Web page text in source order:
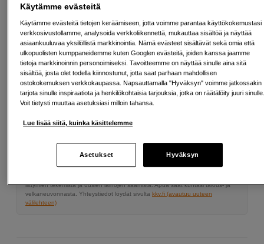
149 EUR
Määrä
Lisää ostoskoriin
Esimerkki: 36 kk, 5 EUR/kk, yhteensä 185 EUR, todellinen vuosikorko
Lainaaminen maksaa! Jos et pysty maksamaan velkaa ajoissa, saatat
liittymien tekemistä ja uusien lainojen saamista. Apua saat kuntasi talous- ja
velkaneuvonnasta. Yhteystiedot löydät sivulta kkv.fi (avautuu uuteen
välilehteen)
Käytämme evästeitä
Käytämme evästeitä tietojen keräämiseen, jotta voimme parantaa käyttökokemustasi
verkkosivustollamme, analysoida verkkoliikennettä, mukauttaa sisältöä ja näyttää
asiaankuuluvaa yksilöllistä markkinointia. Nämä evästeet sisältävät sekä omia että
ulkopuolisten kumppaneidemme kuten Googlen evästeitä, joiden kanssa jaamme
tietoja markkinoinnin personoimiseksi. Tavoitteemme on näyttää sinulle aina sitä
sisältöä, josta olet todella kiinnostunut, jotta saat parhaan mahdollisen
ostokokemuksen verkkokaupassa. Napsauttamalla "Hyväksyn" voimme jatkossakin
tarjota sinulle inspiraatiota ja henkilökohtaisia tarjouksia, jotka on räätälöity juuri
Voit tietysti muuttaa asetuksiasi milloin tahansa.
Lue lisää siitä, kuinka käsittelemme
Asetukset Hyväksyn